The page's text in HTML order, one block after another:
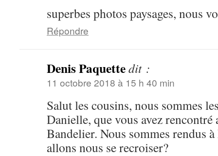
superbes photos paysages, nous
Répondre
Denis Paquettedit :
11 octobre 2018 à 15 h 40 min
Salut les cousins, nous sommes
Danielle, que vous avez rencontré
Bandelier. Nous sommes rendus
allons nous se recroiser?